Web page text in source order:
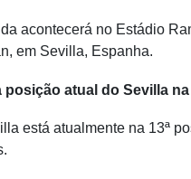
acontecerá no Estádio
em Sevilla, Espanha.
posição atual do Sevilla
está atualmente na 13ª